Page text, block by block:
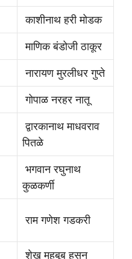
काशीनाथ हरी मोडक
माणिक बंडोजी ठाकूर
नारायण मुरलीधर गुप्ते
गोपाळ नरहर नातू
द्वारकानाथ माधवराव
पितळे
भगवान रघुनाथ
कुळकर्णी
राम गणेश गडकरी
शेख महबूब हसन